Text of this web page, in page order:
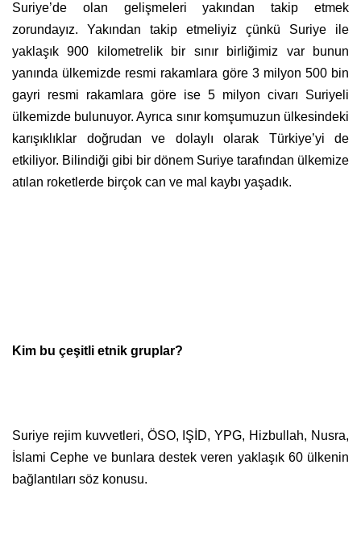
Suriye’de olan gelişmeleri yakından takip etmek
zorundayız. Yakından takip etmeliyiz çünkü Suriye ile
yaklaşık 900 kilometrelik bir sınır birliğimiz var bunun
yanında ülkemizde resmi rakamlara göre 3 milyon 500 bin
gayri resmi rakamlara göre ise 5 milyon civarı Suriyeli
ülkemizde bulunuyor. Ayrıca sınır komşumuzun ülkesindeki
karışıklıklar doğrudan ve dolaylı olarak Türkiye’yi de
etkiliyor. Bilindiği gibi bir dönem Suriye tarafından ülkemize
atılan roketlerde birçok can ve mal kaybı yaşadık.
Kim bu çeşitli etnik gruplar?
Suriye rejim kuvvetleri, ÖSO, IŞİD, YPG, Hizbullah, Nusra,
İslami Cephe ve bunlara destek veren yaklaşık 60 ülkenin
bağlantıları söz konusu.